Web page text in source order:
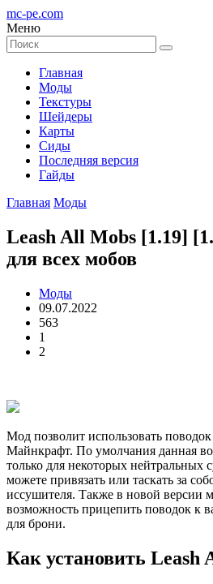
mc-pe.com
Меню
Главная
Моды
Текстуры
Шейдеры
Карты
Сиды
Последняя версия
Гайды
Главная Моды
Leash All Mobs [1.19]
для всех мобов
Моды
09.07.2022
563
1
2
Мод позволит использовать
Майнкрафт. По умолчания данная
только для некоторых нейтральных
можете привязать или таскать за
иссушителя. Также в новой версии
возможность прицепить поводок к
для брони.
Как установить Leash